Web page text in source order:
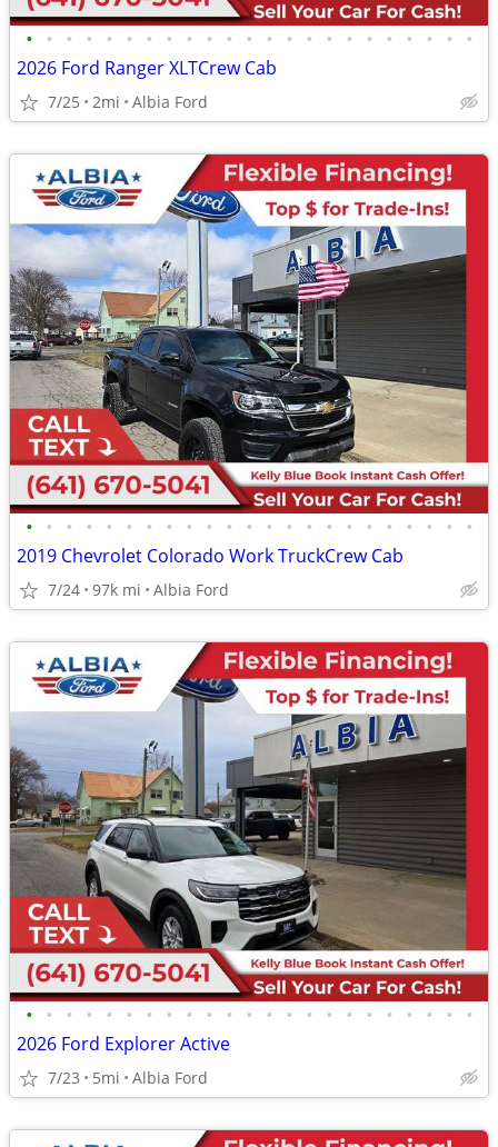
• • • • • • • • • • • • • • • • • • • • • • •
2026 Ford Ranger XLTCrew Cab
7/25 2mi Albia Ford
• • • • • • • • • • • • • • • • • • • • • • •
2019 Chevrolet Colorado Work TruckCrew Cab
7/24 97k mi Albia Ford
• • • • • • • • • • • • • • • • • • • • • • •
2026 Ford Explorer Active
7/23 5mi Albia Ford